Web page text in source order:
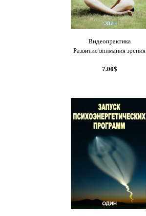
Видеопрактика
Развитие внимания зрения
7.00$